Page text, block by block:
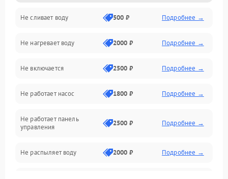
Электропитание
Датчики
Нагрев
Вода
Гигиена
Программное обеспечение
Не сливает воду 500 ₽ Подробнее →
Не нагревает воду 2000 ₽ Подробнее →
Не включается 2500 ₽ Подробнее →
Не работает насос 1800 ₽ Подробнее →
Не работает панель
управления
2500 ₽ Подробнее →
Не распыляет воду 2000 ₽ Подробнее →